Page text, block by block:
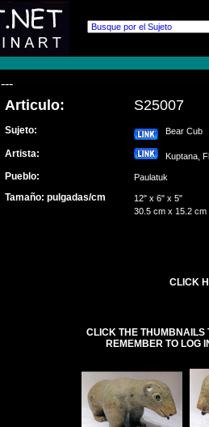
---
Articulo: S25007
Sujeto: Bear Cub
Artista: Kuptana,
Pueblo: Paulatuk
Tamaño: pulgadas/cm
12" x 6" x 5"
30.5 cm x 15.2 cm
CLICK
CLICK THE THUMBNAILS
REMEMBER TO LOG